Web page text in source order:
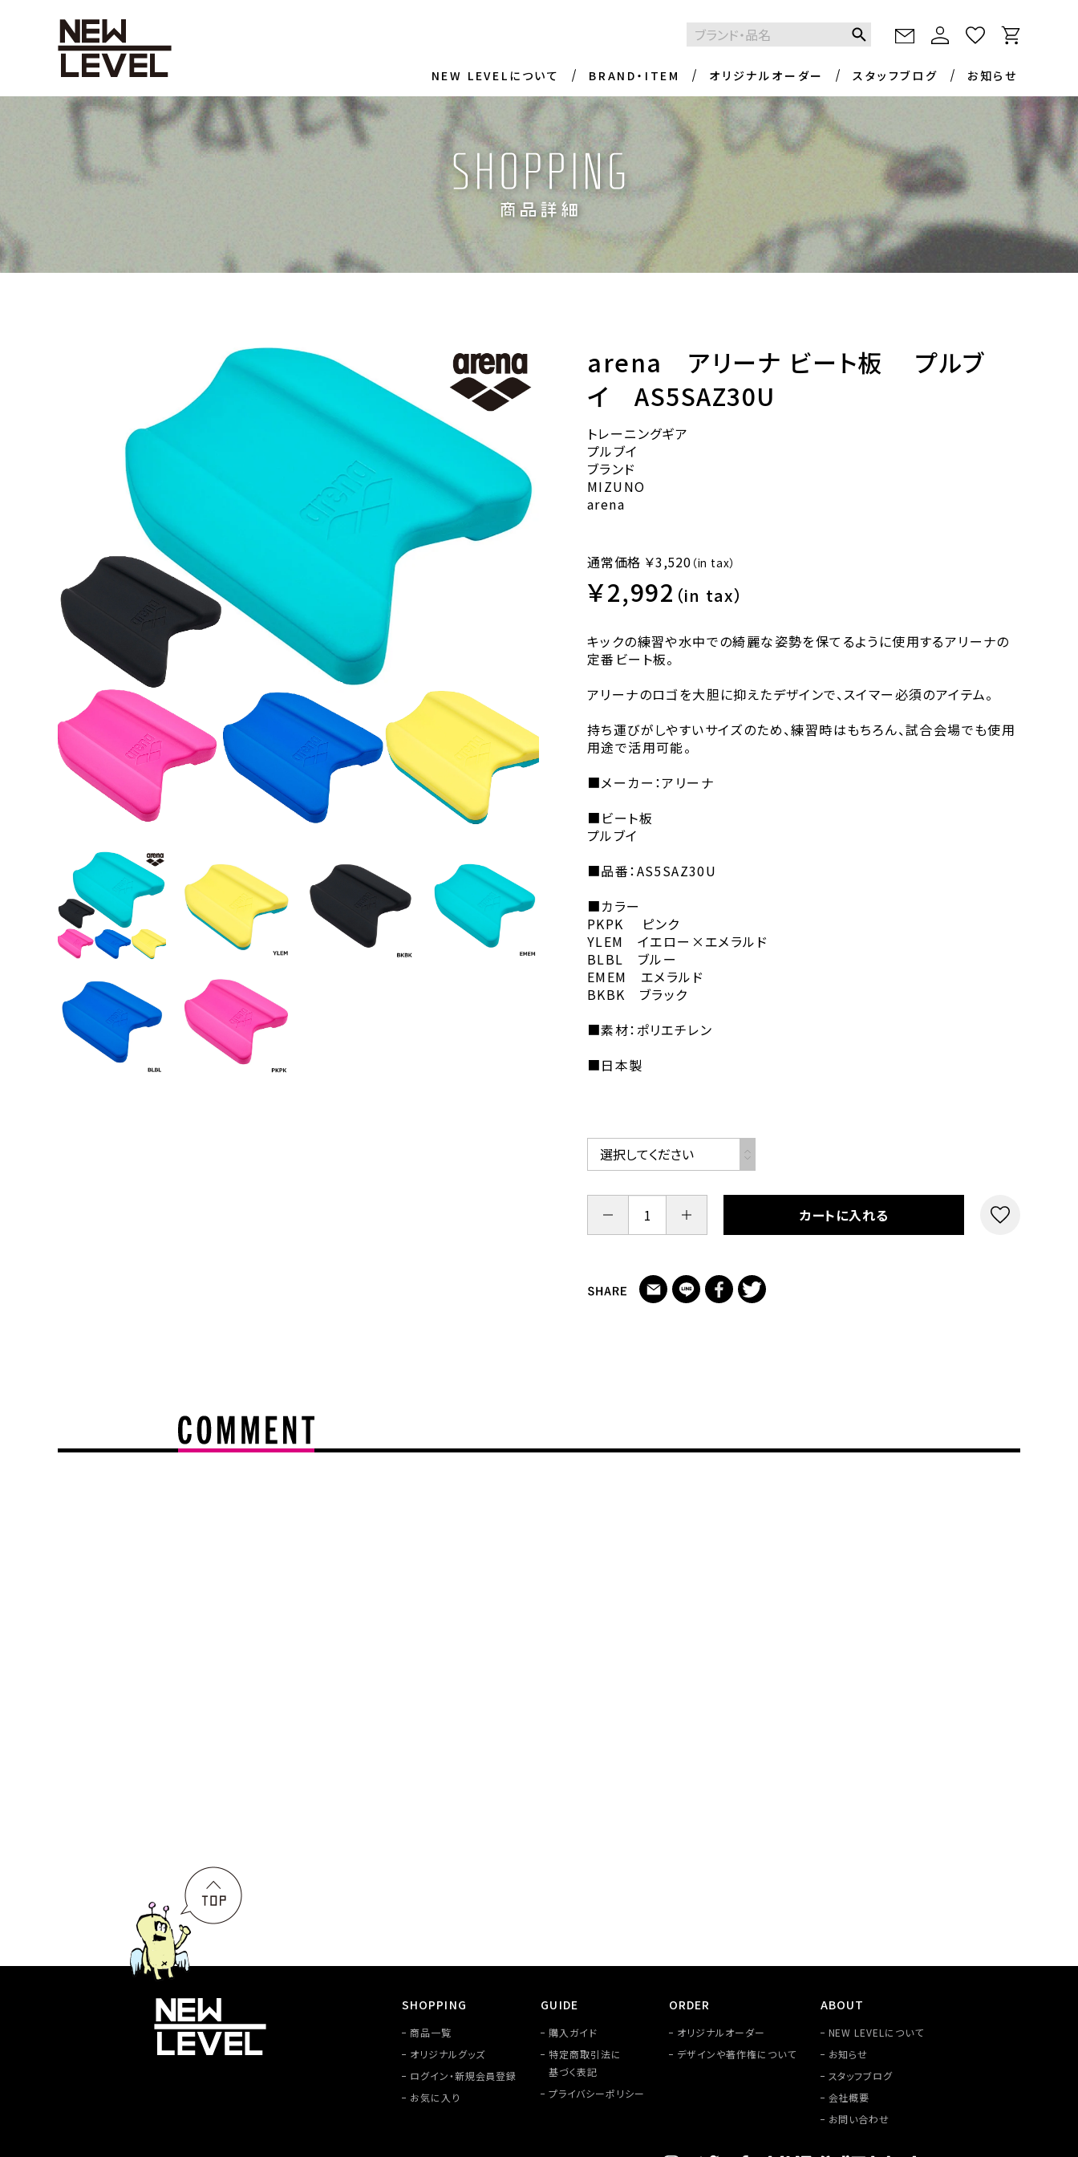
NEW LEVELについて BRAND・ITEM オリジナルオーダー スタッフブログ お知らせ
arena アリーナ ビート板 プルブ
イ AS5SAZ30U
トレーニングギア
プルブイ
ブランド
MIZUNO
arena
通常価格 ￥3,520 （in tax）
￥2,992 （in tax）
キックの練習や水中での綺麗な姿勢を保てるように使用するアリーナの
定番ビート板。
アリーナのロゴを大胆に抑えたデザインで、スイマー必須のアイテム。
持ち運びがしやすいサイズのため、練習時はもちろん、試合会場でも使用
用途で活用可能。
■メーカー：アリーナ
■ビート板
プルブイ
■品番：AS5SAZ30U
■カラー
PKPK ピンク
YLEM イエロー×エメラルド
BLBL ブルー
EMEM エメラルド
BKBK ブラック
■素材：ポリエチレン
■日本製
カートに入れる
SHOPPING
商品一覧
オリジナルグッズ
ログイン・新規会員登録
お気に入り
GUIDE
購入ガイド
特定商取引法に
基づく表記
プライバシーポリシー
ORDER
オリジナルオーダー
デザインや著作権について
ABOUT
NEW LEVELについて
お知らせ
スタッフブログ
会社概要
お問い合わせ